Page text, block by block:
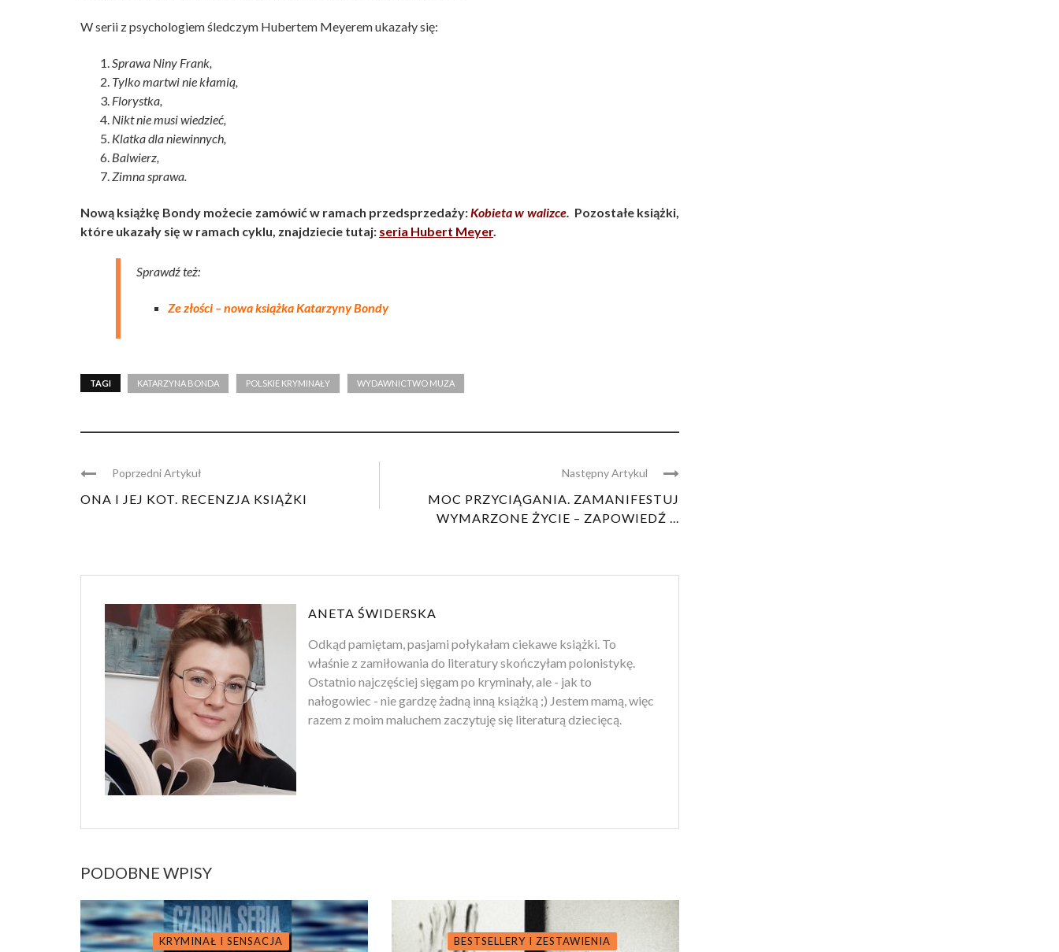
W serii z psychologiem śledczym Hubertem Meyerem ukazały się:
Sprawa Niny Frank,
Tylko martwi nie kłamią,
Florystka,
Nikt nie musi wiedzieć,
Klatka dla niewinnych,
Balwierz,
Zimna sprawa.
Nową książkę Bondy możecie zamówić w ramach przedsprzedaży: Kobieta w walizce. Pozostałe książki,
które ukazały się w ramach cyklu, znajdziecie tutaj: seria Hubert Meyer.
Sprawdź też:
Ze złości – nowa książka Katarzyny Bondy
TAGI KATARZYNA BONDA POLSKIE KRYMINAŁY WYDAWNICTWO MUZA
Poprzedni Artykuł
ONA I JEJ KOT. RECENZJA KSIĄŻKI
Następny Artykul
MOC PRZYCIĄGANIA. ZAMANIFESTUJ
WYMARZONE ŻYCIE – ZAPOWIEDŹ ...
ANETA ŚWIDERSKA
Odkąd pamiętam, pasjami połykałam ciekawe książki. To
właśnie z zamiłowania do literatury skończyłam polonistykę.
Ostatnio najczęściej sięgam po kryminały, ale - jak to
nałogowiec - nie gardzę żadną inną książką ;) Jestem mamą, więc
razem z moim maluchem zaczytuję się literaturą dziecięcą.
PODOBNE WPISY
KRYMINAŁ I SENSACJA BESTSELLERY I ZESTAWIENIA